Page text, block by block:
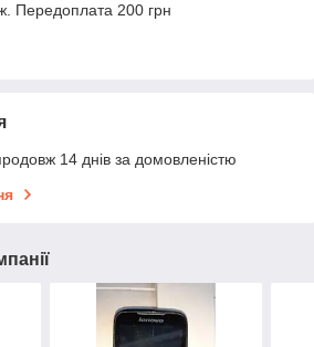
Передоплата 200 грн
14 днів за домовленістю